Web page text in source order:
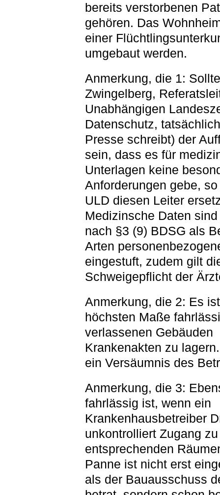
bereits verstorbenen
gehören. Das
einer
umgebaut werden.
Anmerkung, die 1:
Zwingelberg,
Unabhängigen
Datenschutz,
Presse schreibt) der
sein, dass es für
Unterlagen keine
Anforderungen gebe,
ULD diesen Leiter
Medizinsche Daten
nach §3 (9) BDSG als
Arten
eingestuft, zudem gilt
Schweigepflicht der
Anmerkung, die 2: Es
höchsten Maße
verlassenen Gebäuden
Krankenakten zu
ein Versäumnis des
Anmerkung, die 3:
fahrlässig ist, wenn ein
Krankenhausbetreiber
unkontrolliert Zugang zu
entsprechenden
Panne ist nicht erst
als der Bauausschuss